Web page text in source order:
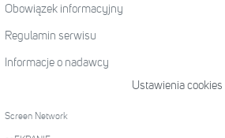
Obowiązek informacyjny
Regulamin serwisu
Informacje o nadawcy
Ustawienia cookies
Screen Network